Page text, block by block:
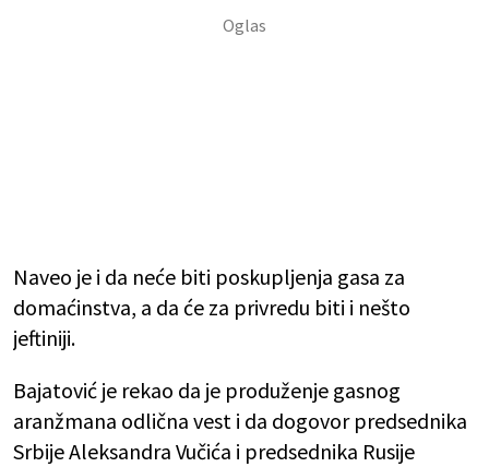
Naveo je i da neće biti poskupljenja gasa za
domaćinstva, a da će za privredu biti i nešto
jeftiniji.
Bajatović je rekao da je produženje gasnog
aranžmana odlična vest i da dogovor predsednika
Srbije Aleksandra Vučića i predsednika Rusije